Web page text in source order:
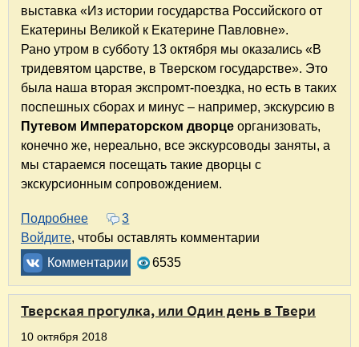
выставка «Из истории государства Российского от
Екатерины Великой к Екатерине Павловне».
Рано утром в субботу 13 октября мы оказались «В
тридевятом царстве, в Тверском государстве». Это
была наша вторая экспромт-поездка, но есть в таких
поспешных сборах и минус – например, экскурсию в
Путевом Императорском дворце организовать,
конечно же, нереально, все экскурсоводы заняты, а
мы стараемся посещать такие дворцы с
экскурсионным сопровождением.
Подробнее о Поездка в Тверь. Путевые заметки-2018
3
Войдите, чтобы оставлять комментарии
Комментарии
6535
Тверская прогулка, или Один день в Твери
10 октября 2018